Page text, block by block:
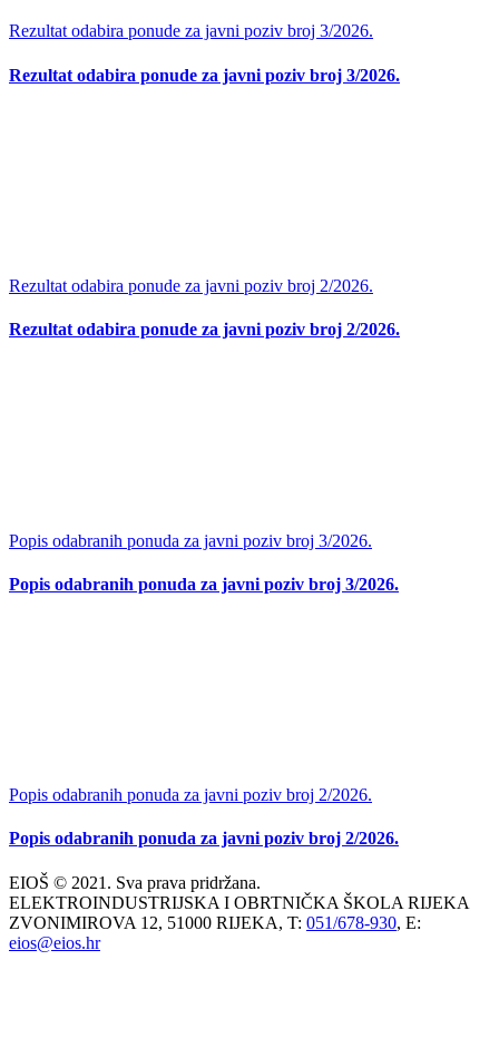
Rezultat odabira ponude za javni poziv broj 3/2026.
Rezultat odabira ponude za javni poziv broj 3/2026.
Rezultat odabira ponude za javni poziv broj 2/2026.
Rezultat odabira ponude za javni poziv broj 2/2026.
Popis odabranih ponuda za javni poziv broj 3/2026.
Popis odabranih ponuda za javni poziv broj 3/2026.
Popis odabranih ponuda za javni poziv broj 2/2026.
Popis odabranih ponuda za javni poziv broj 2/2026.
EIOŠ © 2021. Sva prava pridržana.
ELEKTROINDUSTRIJSKA I OBRTNIČKA ŠKOLA RIJEKA
ZVONIMIROVA 12, 51000 RIJEKA, T: 051/678-930, E:
eios@eios.hr